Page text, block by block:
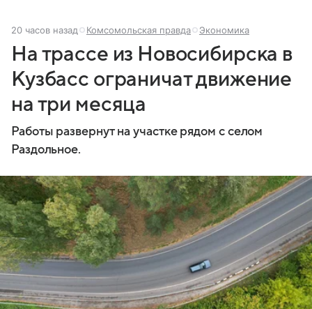
20 часов назад Комсомольская правда Экономика
На трассе из Новосибирска в
Кузбасс ограничат движение
на три месяца
Работы развернут на участке рядом с селом
Раздольное.